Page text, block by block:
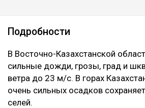
Подробности
В Восточно-Казахстанской
сильные дожди, грозы, град и
ветра до 23 м/с. В горах
очень сильных осадков
селей.